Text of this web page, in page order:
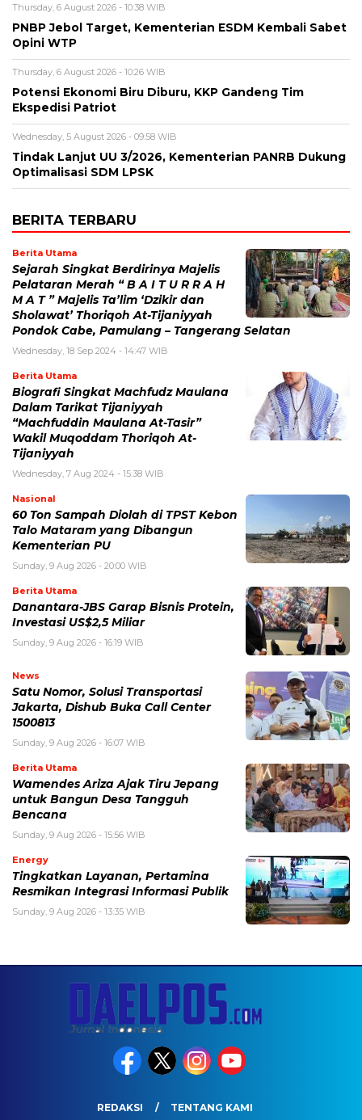
Thursday, 6 August 2026 - 10:38 WIB
PNBP Jebol Target, Kementerian ESDM Kembali Sabet
Opini WTP
Thursday, 6 August 2026 - 10:26 WIB
Potensi Ekonomi Biru Diburu, KKP Gandeng Tim
Ekspedisi Patriot
Wednesday, 5 August 2026 - 09:58 WIB
Tindak Lanjut UU 3/2026, Kementerian PANRB Dukung
Optimalisasi SDM LPSK
BERITA TERBARU
Berita Utama
Sejarah Singkat Berdirinya Majelis
Pelataran Merah “ B A I T U R R A H
M A T ” Majelis Ta’lim ‘Dzikir dan
Sholawat’ Thoriqoh At-Tijaniyyah
Pondok Cabe, Pamulang – Tangerang Selatan
Wednesday, 18 Sep 2024 - 14:47 WIB
Berita Utama
Biografi Singkat Machfudz Maulana
Dalam Tarikat Tijaniyyah
“Machfuddin Maulana At-Tasir”
Wakil Muqoddam Thoriqoh At-
Tijaniyyah
Wednesday, 7 Aug 2024 - 15:38 WIB
Nasional
60 Ton Sampah Diolah di TPST Kebon
Talo Mataram yang Dibangun
Kementerian PU
Sunday, 9 Aug 2026 - 20:00 WIB
Berita Utama
Danantara-JBS Garap Bisnis Protein,
Investasi US$2,5 Miliar
Sunday, 9 Aug 2026 - 16:19 WIB
News
Satu Nomor, Solusi Transportasi
Jakarta, Dishub Buka Call Center
1500813
Sunday, 9 Aug 2026 - 16:07 WIB
Berita Utama
Wamendes Ariza Ajak Tiru Jepang
untuk Bangun Desa Tangguh
Bencana
Sunday, 9 Aug 2026 - 15:56 WIB
Energy
Tingkatkan Layanan, Pertamina
Resmikan Integrasi Informasi Publik
Sunday, 9 Aug 2026 - 13:35 WIB
REDAKSI TENTANG KAMI